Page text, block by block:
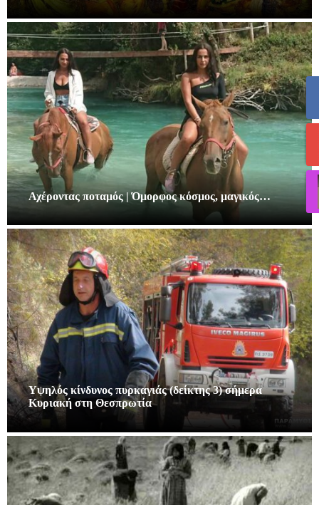
Αχέροντας ποταμός | Όμορφος κόσμος, μαγικός…
Υψηλός κίνδυνος πυρκαγιάς (δείκτης 3) σήμερα
Κυριακή στη Θεσπρωτία